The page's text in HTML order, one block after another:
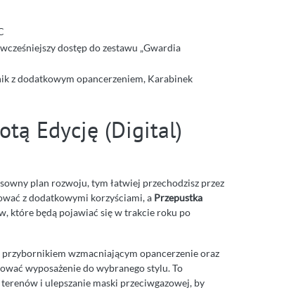
dostęp do zestawu „Gwardia
z dodatkowym opancerzeniem, Karabinek
Edycję (Digital)
plan rozwoju, tym łatwiej przechodzisz przez
z dodatkowymi korzyściami, a Przepustka
które będą pojawiać się w trakcie roku po
wzmacniającym opancerzenie oraz
wyposażenie do wybranego stylu. To
i ulepszanie maski przeciwgazowej, by